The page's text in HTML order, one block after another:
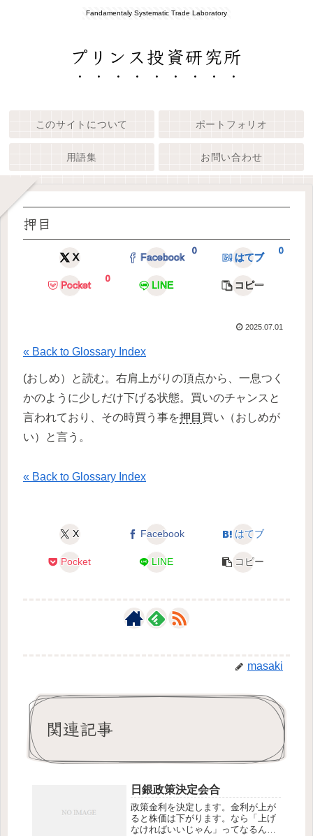
Fandamentaly Systematic Trade Laboratory
プリンス投資研究所
このサイトについて ポートフォリオ
用語集 お問い合わせ
押目
X Facebook
0
はてブ
0
Pocket
0
LINE コピー
2025.07.01
« Back to Glossary Index
(おしめ）と読む。右肩上がりの頂点から、一息つく
かのように少しだけ下げる状態。買いのチャンスと
言われており、その時買う事を押目 買い（おしめが
い）と言う。
« Back to Glossary Index
X Facebook はてブ
Pocket LINE コピー
masaki
関連記事
日銀政策決定会合
政策金利を決定します。金利が上が
ると株価は下がります。なら「上げ
なければいいじゃん」ってなるんで